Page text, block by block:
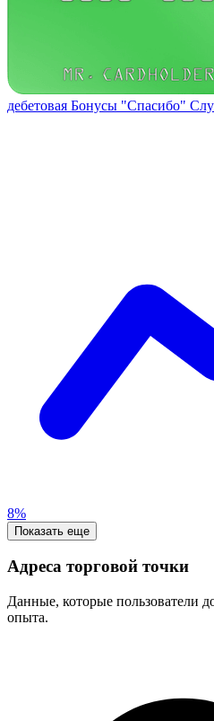
дебетовая Бонусы "Спасибо"
8%
Показать еще
Адреса торговой точки
Данные, которые пользователи
опыта.